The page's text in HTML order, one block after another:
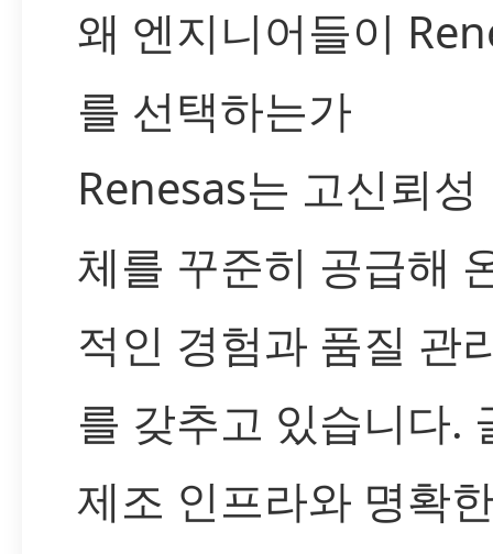
왜 엔지니어들이
를 선택하는가
Renesas는 고신뢰성
체를 꾸준히 공급해
적인 경험과 품질 관
를 갖추고 있습니다.
제조 인프라와 명확